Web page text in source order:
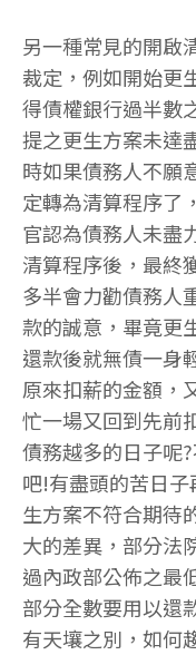
另一種常見的開啟
裁定，例如開始更
得債權銀行過半數
提之更生方案未達
時如果債務人不願
定轉為清算程序了
官認為債務人未盡
清算程序後，最終
多半會力勸債務人
款的誠意，畢竟更
還款後就無債一身
原來扣薪的金額，
忙一場又回到先前
債務越多的日子呢
吧!有盡頭的苦日
生方案不符合期待
大的差異，部分法
過內政部公佈之最
部分全數要用以還
有天壤之別，如何